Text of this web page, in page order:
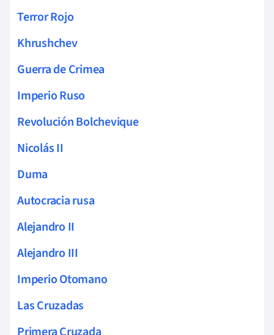
Terror Rojo
Khrushchev
Guerra de Crimea
Imperio Ruso
Revolución Bolchevique
Nicolás II
Duma
Autocracia rusa
Alejandro II
Alejandro III
Imperio Otomano
Las Cruzadas